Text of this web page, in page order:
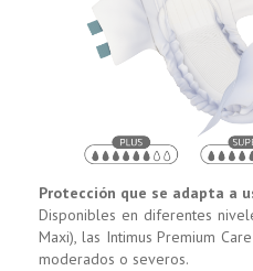
Protección que se adapta a
Disponibles en diferentes
Maxi), las Intimus Premium
moderados o severos.